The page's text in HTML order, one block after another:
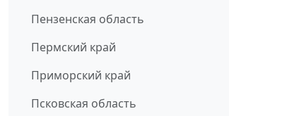
Пензенская область
Пермский край
Приморский край
Псковская область